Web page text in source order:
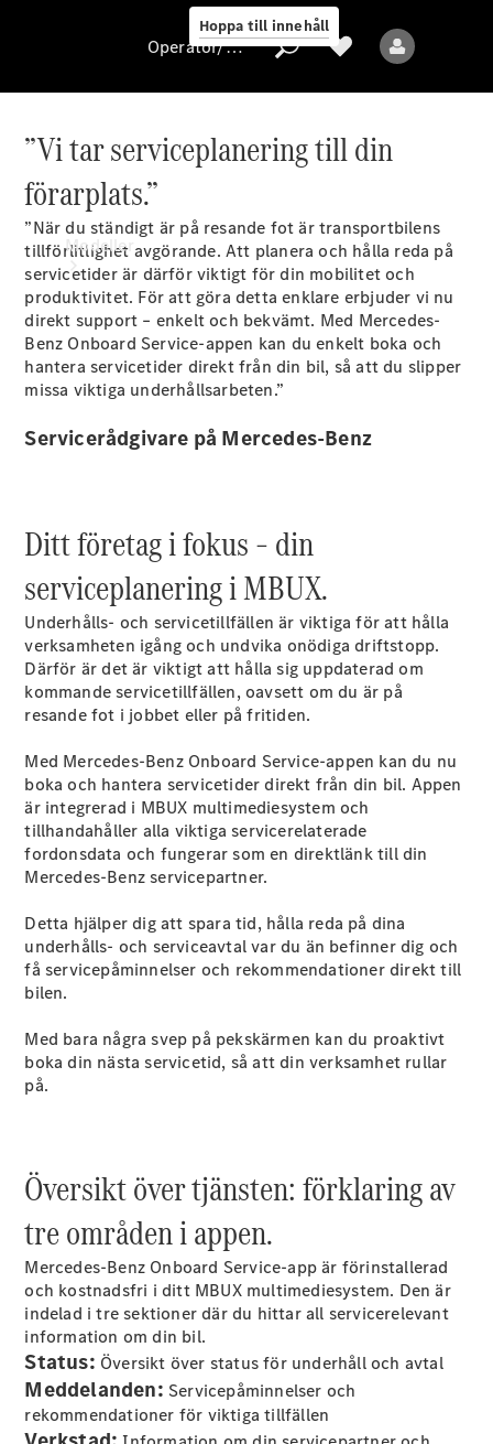
Hoppa till innehåll
av
personuppgifter
Modeller
Alla modeller
Sprinter
Alla
Sprinter
Skåpbil
Sprinter
Tourer
Sprinter
Chassi
Sprinter
dubbelhytt
Sprinter
Flakbil
Konfigurator
Hitta din
Alla Vito
Vito Skåpbil
Vito Mixto
Vito Tourer
Konfigurator
Hitta din
Operatör/skydd av personuppgifter
”Vi tar serviceplanering till din
förarplats.”
”När du ständigt är på resande fot är transportbilens
tillförlitlighet avgörande. Att planera och hålla reda på
servicetider är därför viktigt för din mobilitet och
produktivitet. För att göra detta enklare erbjuder vi nu
direkt support – enkelt och bekvämt. Med Mercedes-
Benz Onboard Service-appen kan du enkelt boka och
hantera servicetider direkt från din bil, så att du slipper
missa viktiga underhållsarbeten.”
Servicerådgivare på Mercedes-Benz
Ditt företag i fokus – din
serviceplanering i MBUX.
Underhålls- och servicetillfällen är viktiga för att hålla
verksamheten igång och undvika onödiga driftstopp.
Därför är det är viktigt att hålla sig uppdaterad om
kommande servicetillfällen, oavsett om du är på
resande fot i jobbet eller på fritiden.
Med Mercedes-Benz Onboard Service-appen kan du nu
boka och hantera servicetider direkt från din bil. Appen
är integrerad i MBUX multimediesystem och
tillhandahåller alla viktiga servicerelaterade
fordonsdata och fungerar som en direktlänk till din
Mercedes-Benz servicepartner.
Detta hjälper dig att spara tid, hålla reda på dina
underhålls- och serviceavtal var du än befinner dig och
få servicepåminnelser och rekommendationer direkt till
bilen.
Med bara några svep på pekskärmen kan du proaktivt
boka din nästa servicetid, så att din verksamhet rullar
på.
Översikt över tjänsten: förklaring av
tre områden i appen.
Mercedes-Benz Onboard Service-app är förinstallerad
och kostnadsfri i ditt MBUX multimediesystem. Den är
indelad i tre sektioner där du hittar all servicerelevant
information om din bil.
Status: Översikt över status för underhåll och avtal
Meddelanden: Servicepåminnelser och
rekommendationer för viktiga tillfällen